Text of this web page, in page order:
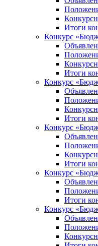
Итоги
Конкурс
Итоги
Конкурс
Итоги
Конкурс
Итоги
Конкурс
Итоги
Конкурс